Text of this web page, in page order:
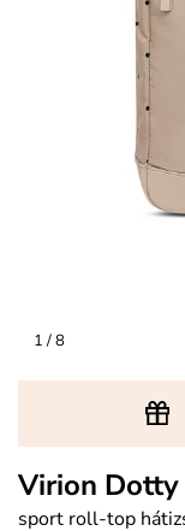
1/ 8
Virion Dotty
sport roll-top